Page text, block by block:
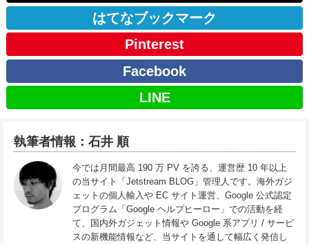
はてなブックマーク
Pinterest
Facebook
LINE
執筆者情報：石井 順
今では月間最高 190 万 PV を誇る、運営歴 10 年以上
の当サイト「Jetstream BLOG」管理人です。海外ガジ
ェットの個人輸入や EC サイト運営、Google 公式認定
プログラム「Google ヘルプヒーロー」での活動を経
て、国内外ガジェット情報や Google 系アプリ / サービ
スの新機能情報など、当サイトを通して幅広く発信し